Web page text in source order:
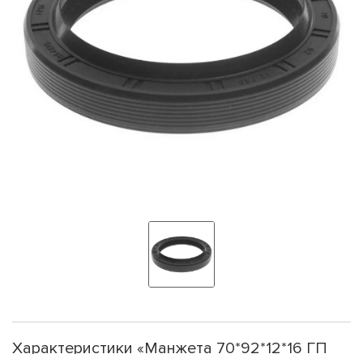
Характеристики «Манжета 70*92*12*16 ГП